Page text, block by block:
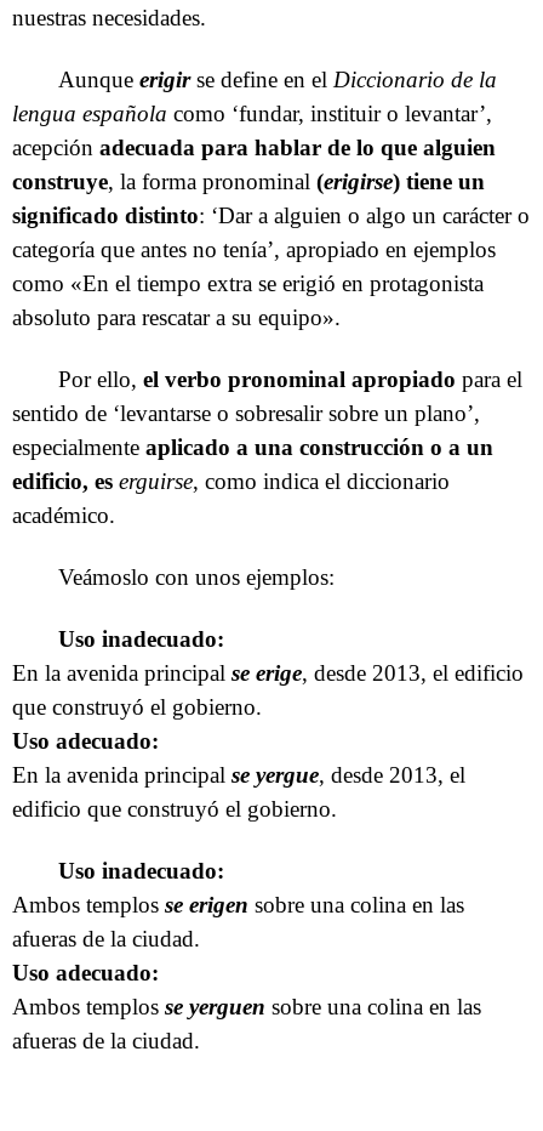
nuestras necesidades.
Aunqueerigirse define en elDiccionario de la
lengua española como ‘fundar, instituir o levantar’,
acepción adecuada para hablar de lo que alguien
construye, la forma pronominal (erigirse) tiene un
significado distinto: ‘Dar a alguien o algo un carácter o
categoría que antes no tenía’, apropiado en ejemplos
como «En el tiempo extra se erigió en protagonista
absoluto para rescatar a su equipo».
Por ello,el verbo pronominal apropiado para el
sentido de ‘levantarse o sobresalir sobre un plano’,
especialmente aplicado a una construcción o a un
edificio, es erguirse, como indica el diccionario
académico.
Veámoslo con unos ejemplos:
Uso inadecuado:
En la avenida principal se erige, desde 2013, el edificio
que construyó el gobierno.
Uso adecuado:
En la avenida principal se yergue, desde 2013, el
edificio que construyó el gobierno.
Uso inadecuado:
Ambos templos se erigen sobre una colina en las
afueras de la ciudad.
Uso adecuado:
Ambos templos se yerguen sobre una colina en las
afueras de la ciudad.